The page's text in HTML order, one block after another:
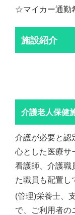
☆マイカー通勤
施設紹介
介護老人保健
介護が必要と認
心とした医療サ
看護師、介護職
た職員も配置し
(管理)栄養士、
で、ご利用者の